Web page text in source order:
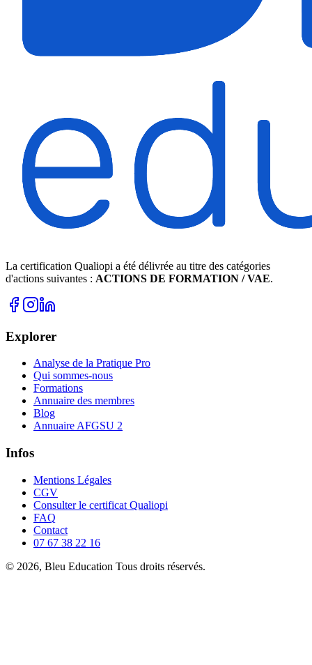
La certification Qualiopi a été délivrée au titre des catégories
d'actions suivantes : ACTIONS DE FORMATION / VAE.
Explorer
Analyse de la Pratique Pro
Qui sommes-nous
Formations
Annuaire des membres
Blog
Annuaire AFGSU 2
Infos
Mentions Légales
CGV
Consulter le certificat Qualiopi
FAQ
Contact
07 67 38 22 16
© 2026, Bleu Education Tous droits réservés.